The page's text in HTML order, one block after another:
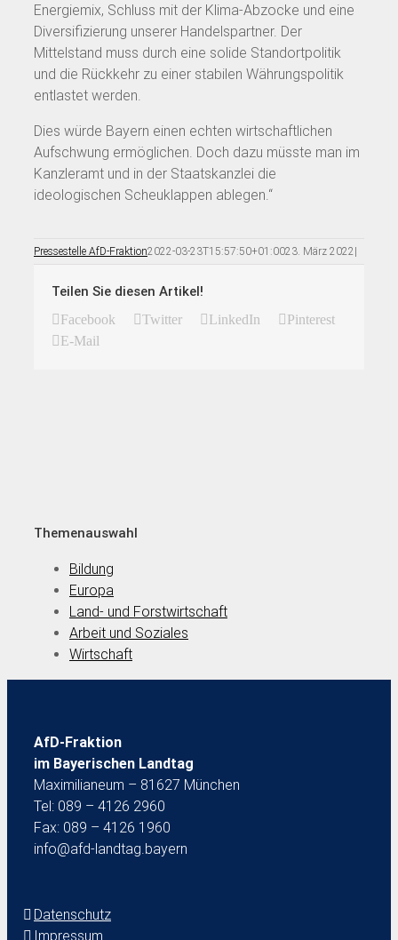
Energiemix, Schluss mit der Klima-Abzocke und eine
Diversifizierung unserer Handelspartner. Der
Mittelstand muss durch eine solide Standortpolitik
und die Rückkehr zu einer stabilen Währungspolitik
entlastet werden.
Dies würde Bayern einen echten wirtschaftlichen
Aufschwung ermöglichen. Doch dazu müsste man im
Kanzleramt und in der Staatskanzlei die
ideologischen Scheuklappen ablegen.“
Pressestelle AfD-Fraktion2022-03-23T15:57:50+01:0023. März 2022 |
Teilen Sie diesen Artikel!
Facebook Twitter LinkedIn
Pinterest
E-Mail
Themenauswahl
Bildung
Europa
Land- und Forstwirtschaft
Arbeit und Soziales
Wirtschaft
AfD-Fraktion
im Bayerischen Landtag
Maximilianeum – 81627 München
Tel: 089 – 4126 2960
Fax: 089 – 4126 1960
info@afd-landtag.bayern
Datenschutz
Impressum